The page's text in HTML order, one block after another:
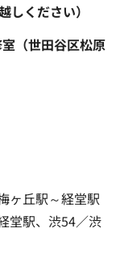
しください）
（世田谷区松原
ヶ丘駅～経堂駅
堂駅、渋54／渋